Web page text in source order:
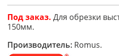
Под заказ. Для обрезки
150мм.
Производитель: Romus.